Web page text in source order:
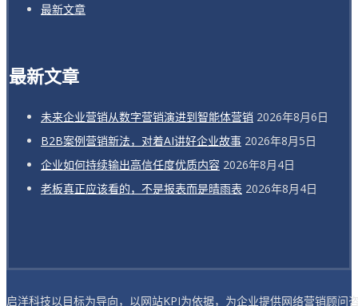
最新文章
最新文章
未来企业营销从数字营销演进到智能体营销 2026年8月6日
B2B案例营销新法，对着AI讲好企业故事 2026年8月5日
企业如何持续输出高信任度优质内容 2026年8月4日
老板真正应该看的，不是报表而是晴雨表 2026年8月4日
启洋科技以目标为导向，以网站KPI为依据，为企业提供网络营销顾问